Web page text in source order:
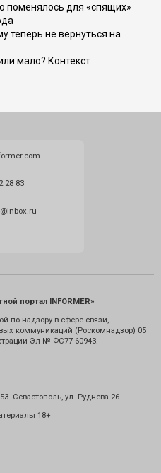
поменялось для «спящих»
теперь не вернуться на
мало? Контекст
28 83
портал INFORMER»
по надзору в сфере связи,
коммуникаций (Роскомнадзор) 05
Эл № ФС77-60943.
Севастополь, ул. Руднева 26.
18+